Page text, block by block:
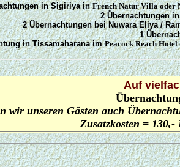
in SigiriyainFrench Natur Villa oder
2 Übernachtungen
2 Übernachtungenbei Nuwara Eliya /
1
in Tissamaharana imPeacock Reach
Auf
wir unseren Gästen auch
Zusatzkosten =